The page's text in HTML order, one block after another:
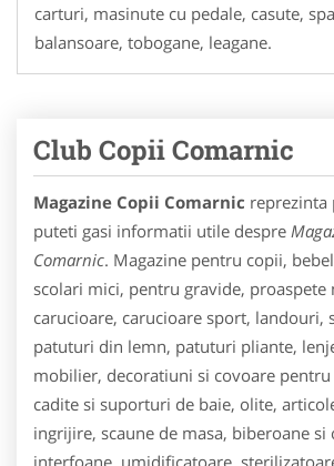
carturi, masinute cu pedale, casute,
balansoare, tobogane, leagane.
Club Copii Comarnic
Magazine Copii Comarnic reprezinta
puteti gasi informatii utile despre
Comarnic. Magazine pentru copii,
scolari mici, pentru gravide, proaspete
carucioare, carucioare sport, landouri,
patuturi din lemn, patuturi pliante,
mobilier, decoratiuni si covoare
cadite si suporturi de baie, olite,
ingrijire, scaune de masa, biberoane si
interfoane, umidificatoare,